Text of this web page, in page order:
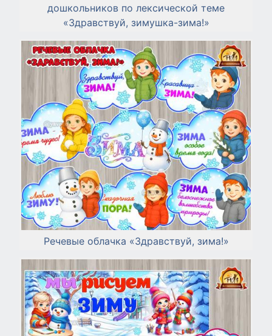
дошкольников по лексической теме
«Здравствуй, зимушка-зима!»
Речевые облачка «Здравствуй, зима!»